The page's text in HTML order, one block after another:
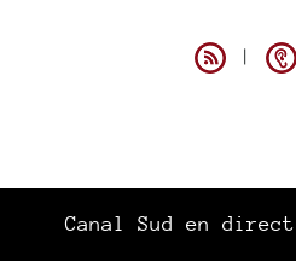
|
Canal Sud en direct